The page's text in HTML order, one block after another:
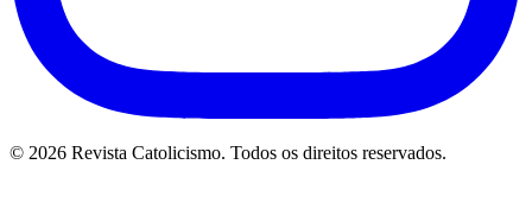
© 2026 Revista Catolicismo. Todos os direitos reservados.